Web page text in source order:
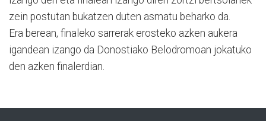
zein postutan bukatzen duten asmatu beharko da.
Era berean, finaleko sarrerak erosteko azken aukera
igandean izango da Donostiako Belodromoan jokatuko
den azken finalerdian.